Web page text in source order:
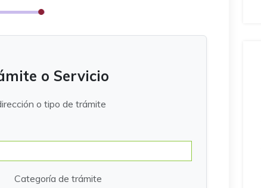
o Servicio
o tipo de trámite
Categoría de trámite